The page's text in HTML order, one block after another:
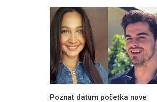
Poznat datum početka nove